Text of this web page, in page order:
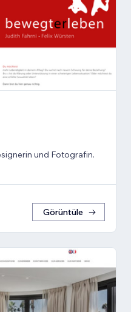
und Fotografin.
Görüntüle